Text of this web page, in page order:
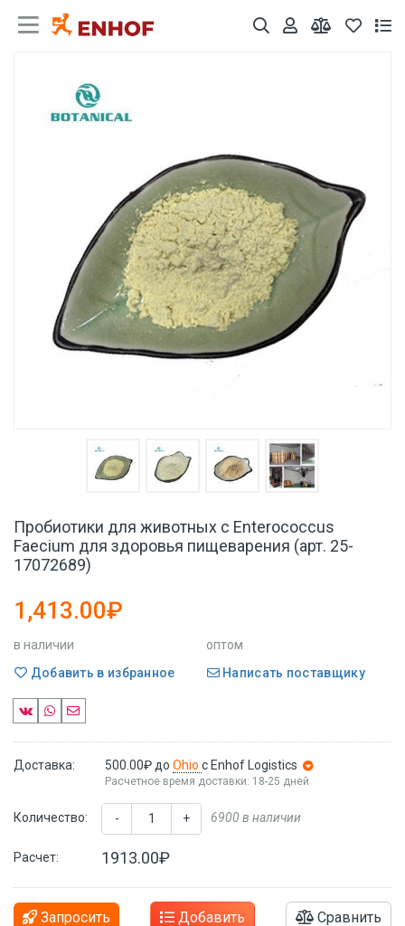
Пробиотики для животных с Enterococcus
Faecium для здоровья пищеварения (арт. 25-
17072689)
1,413.00₽
в наличии
оптом
Добавить в избранное
Написать поставщику
Доставка: 500.00₽ до Ohio с Enhof Logistics
Расчетное время доставки: 18-25 дней
Количество: - + 6900 в наличии
Расчет: 1913.00₽
Запросить Добавить Сравнить